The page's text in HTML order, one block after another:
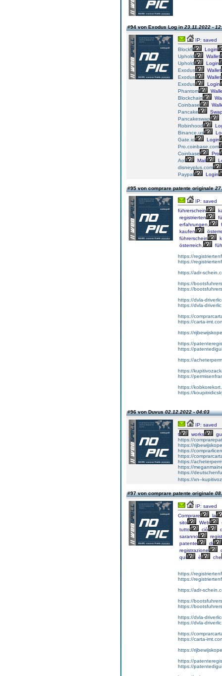
#94 von Exodus Log in23.11.2022 -
IP: saved
Blockfi
Login
Uphold
Wallet
Uphold
Login
Exodus
Wallet
Exodus
Wallet
Exodus
Login
Phantom
Blockchain
Coinbase
Pancake
Pancakeswap
Robinhood
Binance.us
Gate.io
Login
Pro.coinbase.com
Coinbase
Pro
Aol
Mail
disneyplus.com
Paypal
Login
#95 von comprare patente originale
IP: saved
führerschein
registrierten
erfahrungen,
kaufen
führerschein
österreich,
https://
https://
https://adr-
https://
https://
https://dvla-
https://dvla-
https://
https://carta-
https://
https://
https://
https://
https://
https://
https://
https://
#96 von Duvus02.12.2022 - 04:03
IP: saved
t
works
https://
https://
https://
https://
https://
https://
https://
https://xn--
#97 von comprare patente originale
IP: saved
Comprare
la
sito
Web
tutto
ciò
saranno
patente
di
registrazione
qui
è che
https://
https://
https://adr-
https://
https://
https://dvla-
https://dvla-
https://
https://carta-
https://
https://
https://